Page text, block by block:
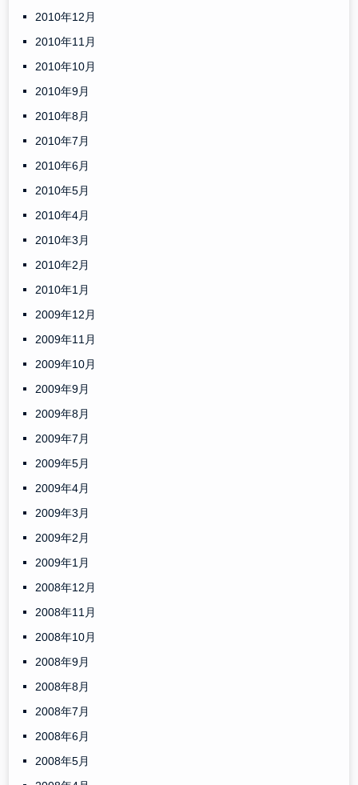
2010年12月
2010年11月
2010年10月
2010年9月
2010年8月
2010年7月
2010年6月
2010年5月
2010年4月
2010年3月
2010年2月
2010年1月
2009年12月
2009年11月
2009年10月
2009年9月
2009年8月
2009年7月
2009年5月
2009年4月
2009年3月
2009年2月
2009年1月
2008年12月
2008年11月
2008年10月
2008年9月
2008年8月
2008年7月
2008年6月
2008年5月